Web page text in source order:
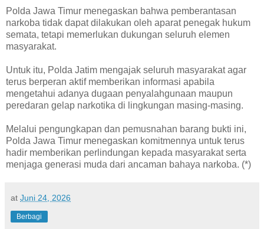
Polda Jawa Timur menegaskan bahwa pemberantasan
narkoba tidak dapat dilakukan oleh aparat penegak hukum
semata, tetapi memerlukan dukungan seluruh elemen
masyarakat.
Untuk itu, Polda Jatim mengajak seluruh masyarakat agar
terus berperan aktif memberikan informasi apabila
mengetahui adanya dugaan penyalahgunaan maupun
peredaran gelap narkotika di lingkungan masing-masing.
Melalui pengungkapan dan pemusnahan barang bukti ini,
Polda Jawa Timur menegaskan komitmennya untuk terus
hadir memberikan perlindungan kepada masyarakat serta
menjaga generasi muda dari ancaman bahaya narkoba. (*)
at Juni 24, 2026
Berbagi